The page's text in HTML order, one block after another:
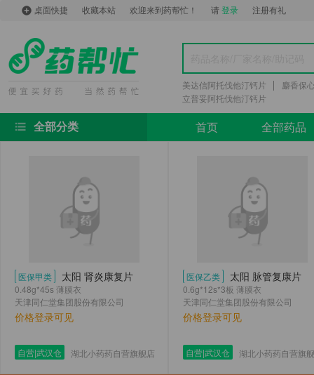
桌面快捷 收藏本站 欢迎来到药帮忙！ 请 登录 注册有礼
美达信阿托伐他汀钙片
麝香保
立普妥阿托伐他汀钙片
全部分类 首页 全部药品
医保甲类 太阳 肾炎康复片
0.48g*45s 薄膜衣
天津同仁堂集团股份有限公司
价格登录可见
自营|武汉仓 湖北小药药自营旗舰店
医保乙类 太阳 脉管复康片
0.6g*12s*3板 薄膜衣
天津同仁堂集团股份有限公司
价格登录可见
自营|武汉仓 湖北小药药自营旗